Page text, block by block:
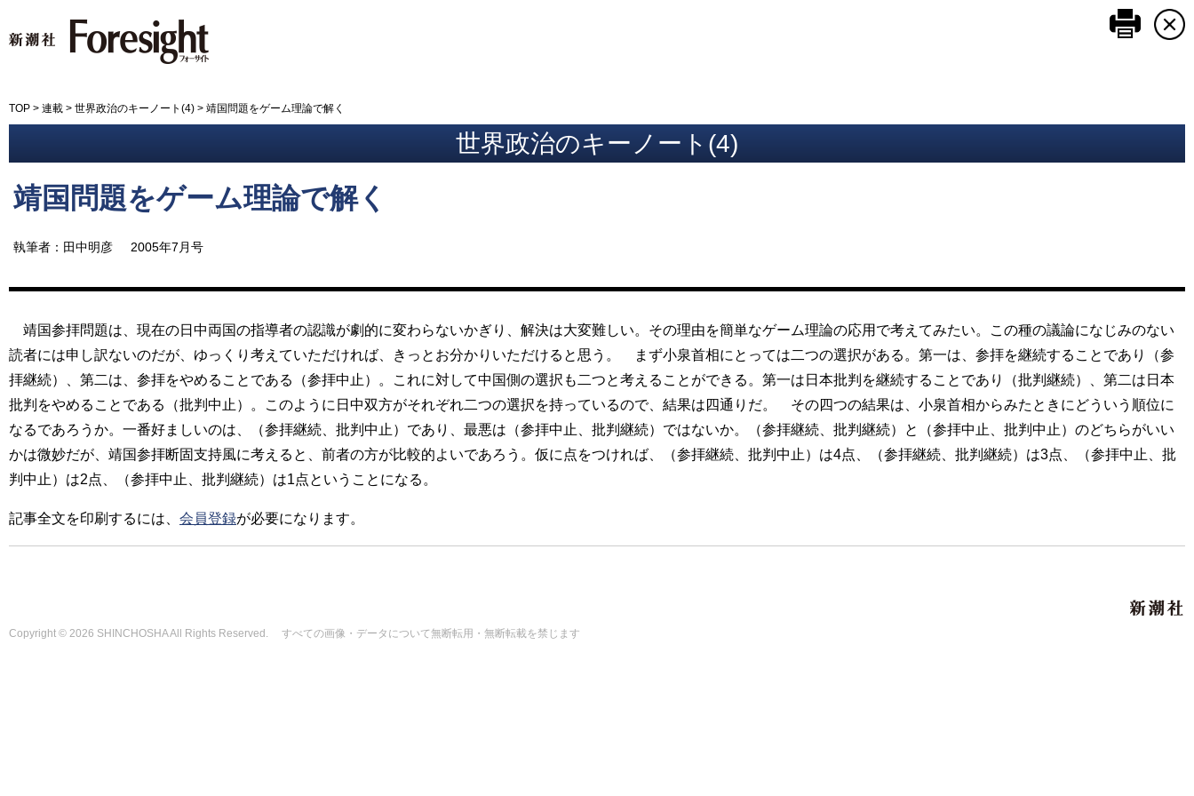
このペ
TOP > 連載 > 世界政治のキーノート(4) > 靖国問題をゲーム理論で解く
世界政治のキーノート(4)
靖国問題をゲーム理論で解く
執筆者：田中明彦 2005年7月号
靖国参拝問題は、現在の日中両国の指導者の認識が劇的に変わらないかぎり、解決は大変難しい。その理由を簡単なゲーム理論の応用で考えてみたい。この種の議論になじみのない
読者には申し訳ないのだが、ゆっくり考えていただければ、きっとお分かりいただけると思う。 まず小泉首相にとっては二つの選択がある。第一は、参拝を継続することであり（参
拝継続）、第二は、参拝をやめることである（参拝中止）。これに対して中国側の選択も二つと考えることができる。第一は日本批判を継続することであり（批判継続）、第二は日本
批判をやめることである（批判中止）。このように日中双方がそれぞれ二つの選択を持っているので、結果は四通りだ。 その四つの結果は、小泉首相からみたときにどういう順位に
なるであろうか。一番好ましいのは、（参拝継続、批判中止）であり、最悪は（参拝中止、批判継続）ではないか。（参拝継続、批判継続）と（参拝中止、批判中止）のどちらがいい
かは微妙だが、靖国参拝断固支持風に考えると、前者の方が比較的よいであろう。仮に点をつければ、（参拝継続、批判中止）は4点、（参拝継続、批判継続）は3点、（参拝中止、批
判中止）は2点、（参拝中止、批判継続）は1点ということになる。
記事全文を印刷するには、 会員登録が必要になります。
Copyright © 2026 SHINCHOSHA All Rights Reserved. すべての画像・データについて無断転用・無断転載を禁じます